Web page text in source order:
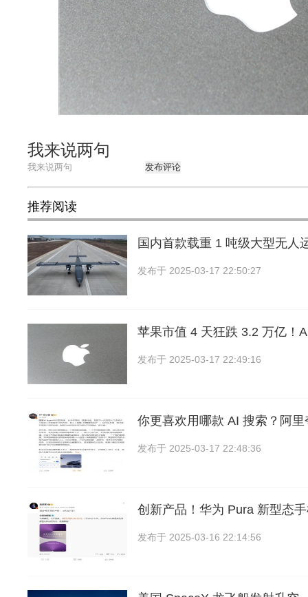
我来说两句
发布评论
推荐阅读
国内首款载重 1 吨级大型无人
发布于 2025-03-17 22:50:27
苹果市值 4 天狂跌 3.2 万亿！
发布于 2025-03-17 22:49:16
你更喜欢用哪款 AI 搜索？阿
发布于 2025-03-17 22:48:36
创新产品！华为 Pura 新型态
发布于 2025-03-16 22:14:56